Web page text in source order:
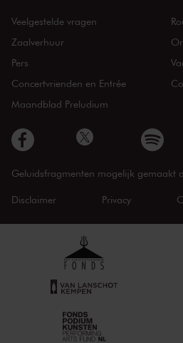
Veelgestelde vragen
Zaalverhuur
Pers
Concertvrienden en Entrée
Maandblad Preludium
Geluidsfragmenten mogelijk gemaakt
Disclaimer Privacy